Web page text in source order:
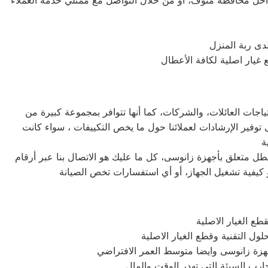
ربة المنزل
العائلات، والشركات، كما أنها تتوافر بمجموعة كبيرة من
الإرشادات لعملائنا حول ما يخص التكييفات ، سواء كانت
متعلق بأجهزة زانوسى، كل ما عليك هو الاتصال بنا عبر أرقام
تشغيل الجهاز، أو أي استفسارات تخص الصيانة
الغيار الاصلية
التقنية وقطع الغيار الاصلية
زانوسى وايضا متوسط العمر الافتراضي